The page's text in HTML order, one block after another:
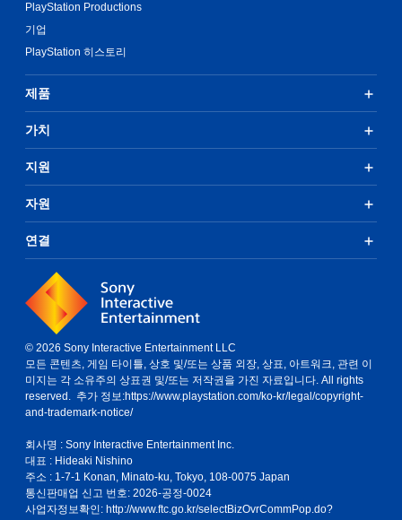
PlayStation Productions
기업
PlayStation 히스토리
제품
가치
지원
자원
연결
© 2026 Sony Interactive Entertainment LLC
모든 콘텐츠, 게임 타이틀, 상호 및/또는 상품 외장, 상표, 아트워크, 관련 이
미지는 각 소유주의 상표권 및/또는 저작권을 가진 자료입니다. All rights
reserved. 추가 정보:https://www.playstation.com/ko-kr/legal/copyright-
and-trademark-notice/
회사명 : Sony Interactive Entertainment Inc.
대표 : Hideaki Nishino
주소 : 1-7-1 Konan, Minato-ku, Tokyo, 108-0075 Japan
통신판매업 신고 번호: 2026-공정-0024
사업자정보확인: http://www.ftc.go.kr/selectBizOvrCommPop.do?